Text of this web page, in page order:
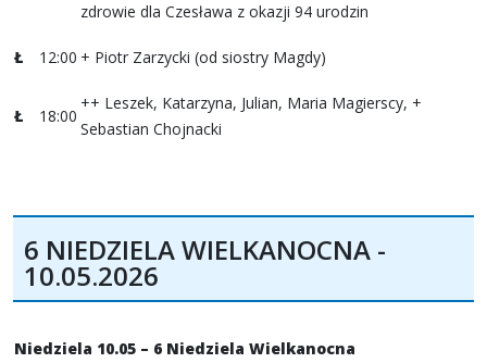
zdrowie dla Czesława z okazji 94 urodzin
Ł 12:00 + Piotr Zarzycki (od siostry Magdy)
Ł 18:00
++ Leszek, Katarzyna, Julian, Maria Magierscy, +
Sebastian Chojnacki
6 NIEDZIELA WIELKANOCNA -
10.05.2026
Niedziela 10.05 – 6 Niedziela Wielkanocna